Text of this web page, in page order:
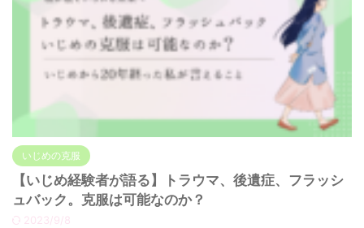
いじめの克服
【いじめ経験者が語る】トラウマ、後遺症、フラッシ
ュバック。克服は可能なのか？
2023/9/8